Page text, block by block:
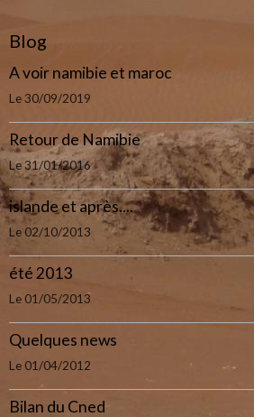
Blog
A voir namibie et maroc
Le 30/09/2019
Retour de Namibie
Le 31/01/2016
islande et après....
Le 02/10/2013
été 2013
Le 01/05/2013
Quelques news
Le 01/04/2012
Bilan du Cned